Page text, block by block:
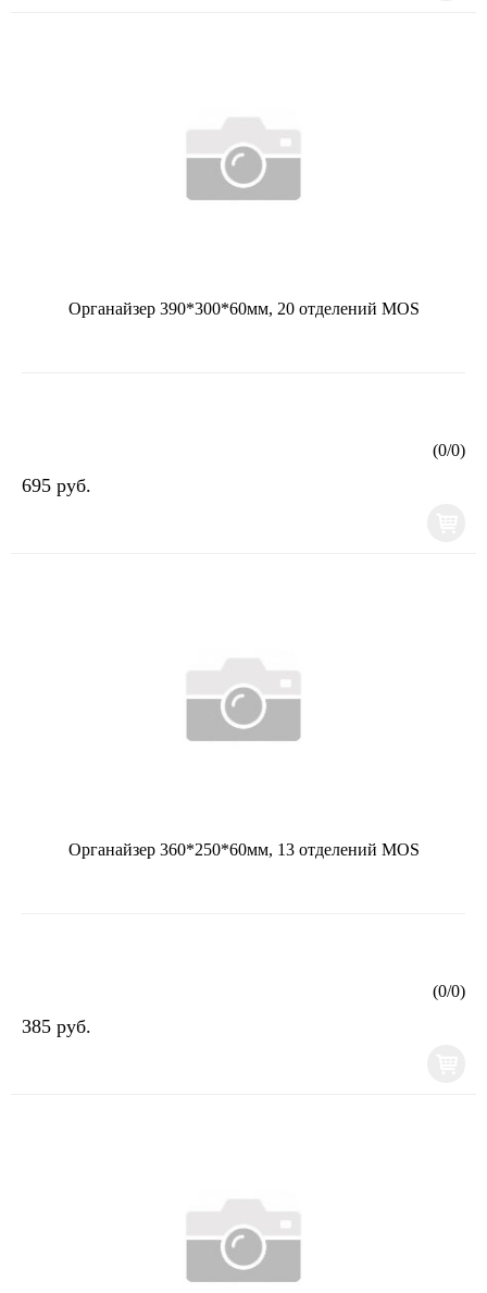
Органайзер 390*300*60мм, 20 отделений MOS
(0/0)
695 руб.
Органайзер 360*250*60мм, 13 отделений MOS
(0/0)
385 руб.